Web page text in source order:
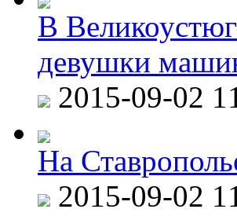
В
девушки
2015-09-02
На
2015-09-02